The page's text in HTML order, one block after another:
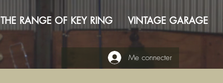
THE RANGE OF KEY RING VINTAGE GARAGE
Me connecter